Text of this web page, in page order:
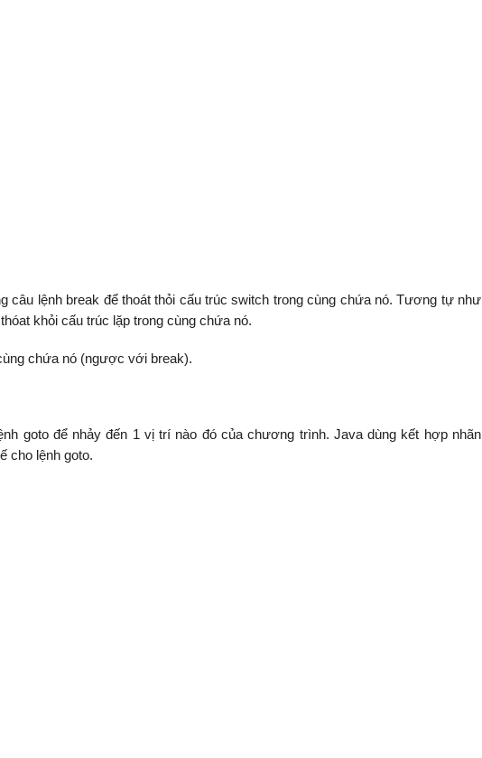
câu lệnh break để thoát thỏi cấu trúc switch trong cùng chứa nó. Tương tự như
khỏi cấu trúc lặp trong cùng chứa nó.
chứa nó (ngược với break).
goto để nhảy đến 1 vị trí nào đó của chương trình. Java dùng kết hợp nhãn
cho lệnh goto.